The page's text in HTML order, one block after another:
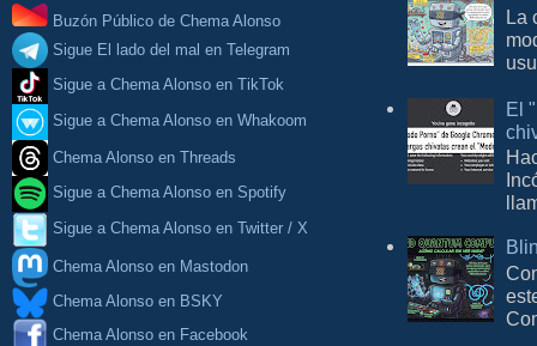
Buzón Público de Chema Alonso
Sigue El lado del mal en Telegram
Sigue a Chema Alonso en TikTok
Sigue a Chema Alonso en Whakoom
Chema Alonso en Threads
Sigue a Chema Alonso en Spotify
Sigue a Chema Alonso en Twitter / X
Chema Alonso en Mastodon
Chema Alonso en BSKY
Chema Alonso en Facebook
La
El